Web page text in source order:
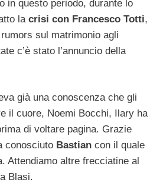
in questo periodo, durante lo
la crisi con Francesco Totti,
sul matrimonio agli
c’è stato l’annuncio della
già una conoscenza che gli
il cuore, Noemi Bocchi, Ilary ha
di voltare pagina. Grazie
conosciuto Bastian con il quale
Attendiamo altre frecciatine al
Blasi.